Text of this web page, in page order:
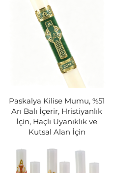
Paskalya Kilise Mumu, %51
Arı Balı İçerir, Hristiyanlık
İçin, Haçlı Uyanıklık ve
Kutsal Alan İçin